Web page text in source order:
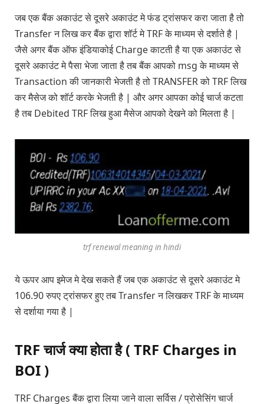
जब एक बैंक अकाउंट से दूसरे अकाउंट मे फंड ट्रांसफर करा जाता है तो
Transfer न लिख कर बैंक द्वारा शॉर्ट मे TRF के माध्यम से दर्शाते है |
जैसे अगर बैंक ऑफ इंडियाकोई Charge काटती है या एक अकाउंट से
दूसरे अकाउंट मे पैसा भेजा जाता है तब बैंक आपको msg के माध्यम से
Transaction की जानकारी भेजती है तो TRANSFER को TRF लिख
कर मैसेज को शॉर्ट करके भेजती है | और अगर आपका कोई चार्ज कटता
है तब Debited TRF लिख हुआ मैसेज आपको देखने को मिलता है |
trf renewal meaning in hindi
ये ऊपर आप इमेज मे देख सकते हैं जब एक अकाउंट से दूसरे अकाउंट मे
106.90 रुपए ट्रांसफर हुए तब Transfer न लिखकर TRF के माध्यम
से दर्शाया गया है |
TRF चार्ज क्या होता है ( TRF Charges in
BOI )
TRF Charges बैंक द्वारा लिया जाने वाला सर्विस / प्रोसेसिंग चार्ज